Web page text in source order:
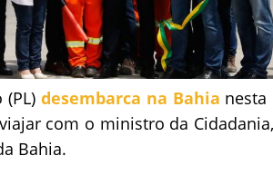
desembarca na Bahia nesta
com o ministro da
Bahia.